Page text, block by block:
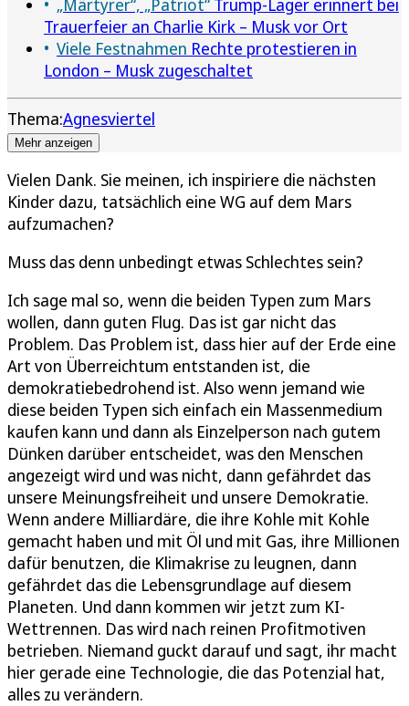
Trauerfeier an Charlie Kirk – Musk vor Ort
Viele Festnahmen Rechte protestieren in
London – Musk zugeschaltet
Thema:Agnesviertel
Mehr anzeigen
Vielen Dank. Sie meinen, ich inspiriere die nächsten
Kinder dazu, tatsächlich eine WG auf dem Mars
aufzumachen?
Muss das denn unbedingt etwas Schlechtes sein?
Ich sage mal so, wenn die beiden Typen zum Mars
wollen, dann guten Flug. Das ist gar nicht das
Problem. Das Problem ist, dass hier auf der Erde eine
Art von Überreichtum entstanden ist, die
demokratiebedrohend ist. Also wenn jemand wie
diese beiden Typen sich einfach ein Massenmedium
kaufen kann und dann als Einzelperson nach gutem
Dünken darüber entscheidet, was den Menschen
angezeigt wird und was nicht, dann gefährdet das
unsere Meinungsfreiheit und unsere Demokratie.
Wenn andere Milliardäre, die ihre Kohle mit Kohle
gemacht haben und mit Öl und mit Gas, ihre Millionen
dafür benutzen, die Klimakrise zu leugnen, dann
gefährdet das die Lebensgrundlage auf diesem
Planeten. Und dann kommen wir jetzt zum KI-
Wettrennen. Das wird nach reinen Profitmotiven
betrieben. Niemand guckt darauf und sagt, ihr macht
hier gerade eine Technologie, die das Potenzial hat,
alles zu verändern.